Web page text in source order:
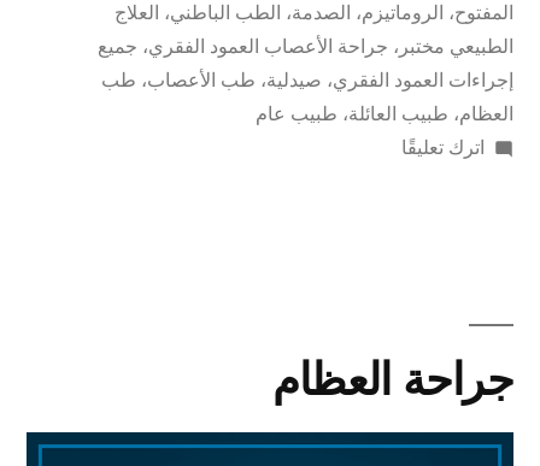
المفتوح، الروماتيزم، الصدمة، الطب الباطني، العلاج
الطبيعي مختبر ، جراحة الأعصاب العمود الفقري، جميع
إجراءات العمود الفقري، صيدلية، طب الأعصاب، طب
العظام، طبيب العائلة، طبيب عام
اترك تعليقًا
جراحة العظام